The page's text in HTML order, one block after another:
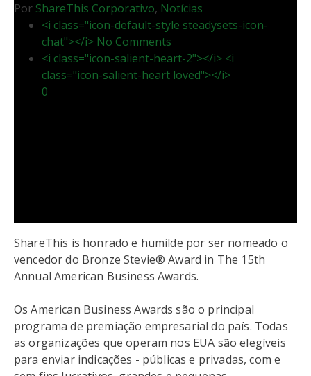
Por ShareThis Corporativo, Notícias
<i class="icon-default-style steadysets-icon-
chat"></i> No Comments
<i class="icon-salient-heart-2"></i> <i
class="icon-salient-heart loved"></i>
0
ShareThis is honrado e humilde por ser nomeado o
vencedor do Bronze Stevie® Award in The 15th
Annual American Business Awards.
Os American Business Awards são o principal
programa de premiação empresarial do país. Todas
as organizações que operam nos EUA são elegíveis
para enviar indicações - públicas e privadas, com e